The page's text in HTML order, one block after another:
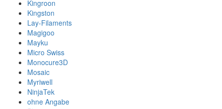
Kingroon
Kingston
Lay-Filaments
Magigoo
Mayku
Micro Swiss
Monocure3D
Mosaic
Myriwell
NinjaTek
ohne Angabe